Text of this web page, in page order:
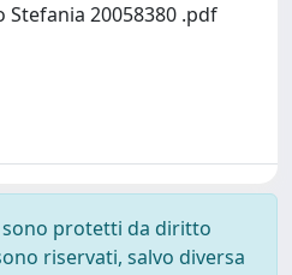
Stefania 20058380 .pdf
sono protetti da diritto
riservati, salvo diversa